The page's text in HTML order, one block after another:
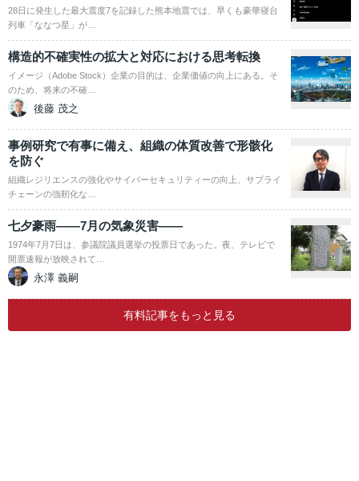
28日に発生した最大震度7を記録した熊本地震では、早くも豪華寝台
列車「ななつ星」が…
構造的不確実性の拡大と対応における思考転換
イメージ（Adobe Stock）企業の目的は、企業価値の向上にある。そ
のため、将来の不確…
後藤 茂之
事例研究で有事に備え、組織の体質改善で形骸化
を防ぐ
組織レジリエンスの強化やサイバーセキュリティーの向上、サプライ
チェーンの強靭化な…
七夕豪雨――7月の気象災害――
1974年7月7日は、参議院議員選挙の投票日であった。夜、テレビで
開票速報が放映されて…
永澤 義嗣
有料記事をもっと見る